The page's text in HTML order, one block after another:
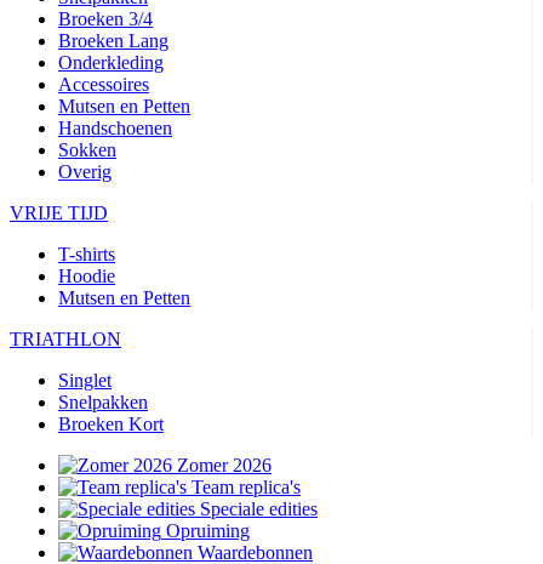
Broeken 3/4
Broeken Lang
Onderkleding
Accessoires
Mutsen en Petten
Handschoenen
Sokken
Overig
VRIJE TIJD
T-shirts
Hoodie
Mutsen en Petten
TRIATHLON
Singlet
Snelpakken
Broeken Kort
Zomer 2026
Team replica's
Speciale edities
Opruiming
Waardebonnen